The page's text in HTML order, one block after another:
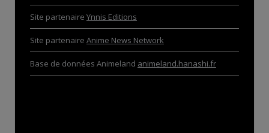
Site partenaire Ynnis Editions
Site partenaire Anime News Network
Base de données Animeland animeland.hanashi.fr